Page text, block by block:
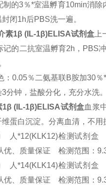
制的3％*室温孵育10min消除
闭1h后PBS洗一遍。
素1β (IL-1β)ELISA试剂盒
记的二抗室温孵育2h ， PBS
： 0.05％二氨基联B胺加30
3分钟，盐酸分化，充分水洗
1β (IL-1β)ELISA试剂盒血浆
蛋白沉淀。分离血清，不用
人*12(KLK12)检测试剂盒
优、质量保证 检测范围：
人*14(KLK14)检测试剂盒
优、质量保证 检测范围：